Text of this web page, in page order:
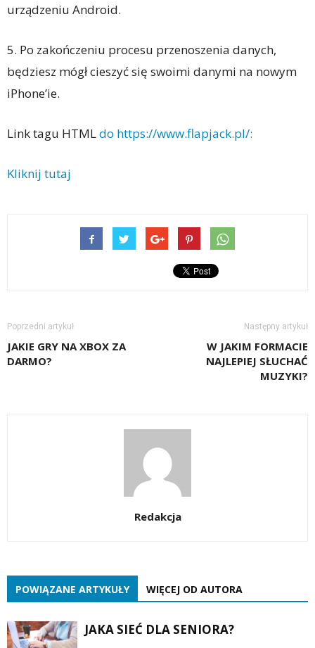
urządzeniu Android.
5. Po zakończeniu procesu przenoszenia danych,
będziesz mógł cieszyć się swoimi danymi na nowym
iPhone’ie.
Link tagu HTMLdo https://www.flapjack.pl/:
Kliknij tutaj
Poprzedni artykuł
JAKIE GRY NA XBOX ZA
DARMO?
Następny artykuł
W JAKIM FORMACIE
NAJLEPIEJ SŁUCHAĆ
MUZYKI?
Redakcja
POWIĄZANE ARTYKUŁY WIĘCEJ OD AUTORA
JAKA SIEĆ DLA SENIORA?